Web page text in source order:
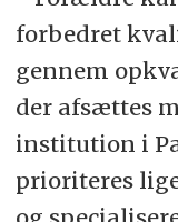
forbedret
gennem
der afsættes
institution i
prioriteres